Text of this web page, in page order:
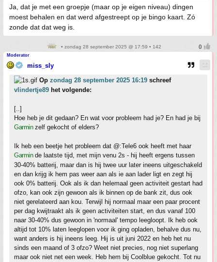
Ja, dat je met een groepje (maar op je eigen niveau) dingen
moest behalen en dat werd afgestreept op je bingo kaart. Zó
zonde dat dat weg is.
• zondag 28 september 2025 @ 17:59 • 142
Moderator
miss_sly
Op zondag 28 september 2025 16:19 schreef
vlindertje89 het volgende:
[..]
Hoe heb je dit gedaan? En wat voor probleem had je? En had je bij
Garminzelf gekocht of elders?
Ik heb een beetje het probleem dat @:Tele6 ook heeft met haar
Garminde laatste tijd, met mijn venu 2s - hij heeft ergens tussen
30-40% batterij, maar dan is hij twee uur later ineens uitgeschakeld
en dan krijg ik hem pas weer aan als ie aan lader ligt en zegt hij
ook 0% batterij. Ook als ik dan helemaal geen activiteit gestart had
ofzo, kan ook zijn gewoon als ik binnen op de bank zit, dus ook
niet gerelateerd aan kou. Terwijl hij normaal maar een paar procent
per dag kwijtraakt als ik geen activiteiten start, en dus vanaf 100
naar 30-40% dus gewoon in 'normaal' tempo leegloopt. Ik heb ook
altijd tot 10% laten leeglopen voor ik ging opladen, behalve dus nu,
want anders is hij ineens leeg. Hij is uit juni 2022 en heb het nu
sinds een maand of 3 ofzo? Weet niet precies, nog niet superlang
maar ook niet net een week. Heb hem bij Coolblue gekocht. Tot nu